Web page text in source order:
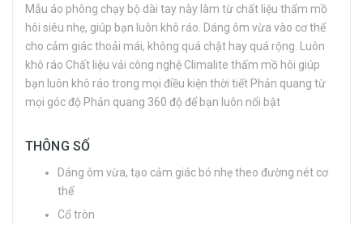
Mẫu áo phông chạy bộ dài tay này làm từ chất liệu thấm mồ
hôi siêu nhẹ, giúp bạn luôn khô ráo. Dáng ôm vừa vào cơ thể
cho cảm giác thoải mái, không quá chật hay quá rộng. Luôn
khô ráo Chất liệu vải công nghệ Climalite thấm mồ hôi giúp
bạn luôn khô ráo trong mọi điều kiện thời tiết Phản quang từ
mọi góc độ Phản quang 360 độ để bạn luôn nổi bật
THÔNG SỐ
Dáng ôm vừa, tạo cảm giác bó nhẹ theo đường nét cơ
thể
Cổ tròn